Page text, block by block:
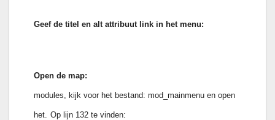
Geef de titel en alt attribuut link in het menu:
Open de map:
modules, kijk voor het bestand: mod_mainmenu en open
het. Op lijn 132 te vinden: